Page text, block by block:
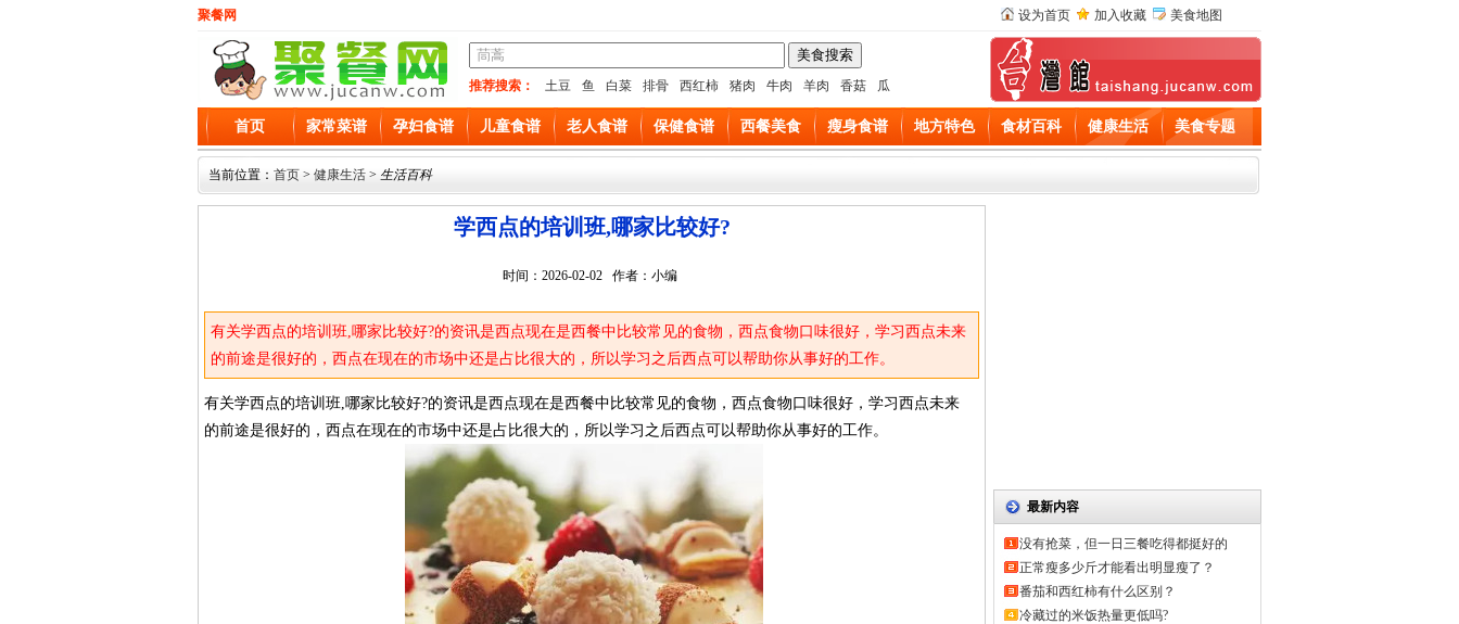
聚餐网 设为首页 加入收藏 美食地图
推荐搜索： 土豆 鱼 白菜 排骨 西红柿 猪肉 牛肉 羊肉 香菇 瓜
首页 家常菜谱 孕妇食谱 儿童食谱 老人食谱 保健食谱 西餐美食 瘦身食谱 地方特色 食材百科 健康生活 美食专题
当前位置： 首页 > 健康生活 > 生活百科
学西点的培训班,哪家比较好?
时间：2026-02-02 作者：小编
有关学西点的培训班,哪家比较好?的资讯是西点现在是西餐中比较常见的食物，西点食物口味很好，学习西点未来
的前途是很好的，西点在现在的市场中还是占比很大的，所以学习之后西点可以帮助你从事好的工作。
有关学西点的培训班,哪家比较好?的资讯是西点现在是西餐中比较常见的食物，西点食物口味很好，学习西点未来
的前途是很好的，西点在现在的市场中还是占比很大的，所以学习之后西点可以帮助你从事好的工作。
最新内容
没有抢菜，但一日三餐吃得都挺好的
正常瘦多少斤才能看出明显瘦了？
番茄和西红柿有什么区别？
冷藏过的米饭热量更低吗?